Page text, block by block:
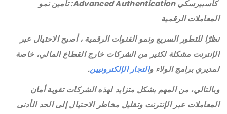
كاسبيرسكيAdvanced Authentication: تأمين نمو
المعاملات الرقمية
نظرًا للتطور السريع ونمو القنوات الرقمية ، أصبح الاحتيال عبر
الإنترنت مشكلة لكثير من الشركات خارج القطاع المالي، خاصة
لمديري برامج الولاء والتجار الإلكترونيين.
وبالتالي، من المهم بشكل متزايد لهذه الشركات تقوية أمان
المعاملات عبر الإنترنت وتقليل مخاطر الاحتيال إلى الحد الأدنى